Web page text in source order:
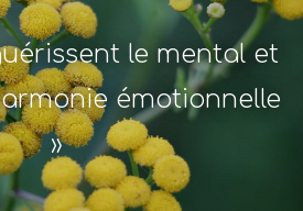
le mental et
émotionnelle
»